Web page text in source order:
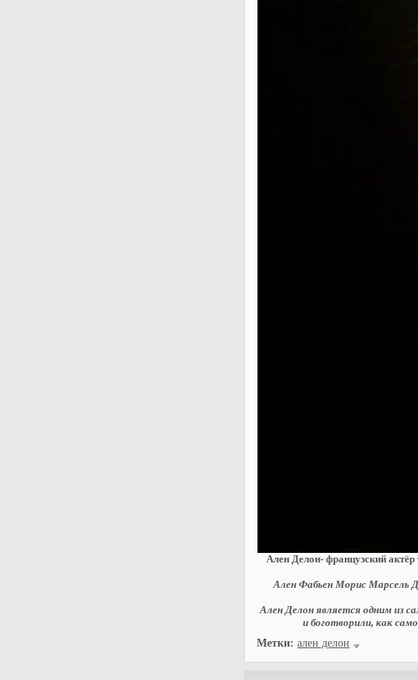
Ален Делон- французский
Ален Фабьен Морис Марсель
Ален Делон является одним из
и боготворили, как
Метки: ален делон